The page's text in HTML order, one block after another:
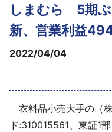
会社
導入
採用
しまむら 5期ぶ
新、営業利益
2022/04/04
衣料品小売大手の（
ド:310015561、東証1